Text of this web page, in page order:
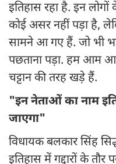
इतिहास रहा है. इन
कोई असर नहीं पड़ा है,
सामने आ गए हैं. जो भी
पछताना पड़ा. हम आम
चट्टान की तरह खड़े हैं.
"इन नेताओं का नाम
जाएगा"
विधायक बलकार सिंह
इतिहास में गद्दारों के